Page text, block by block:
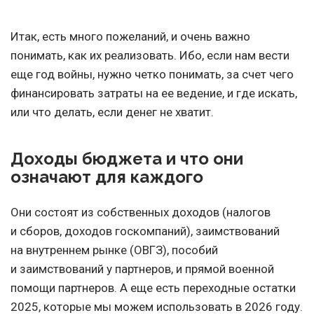
Итак, есть много пожеланий, и очень важно
понимать, как их реализовать. Ибо, если нам вести
еще год войны, нужно четко понимать, за счет чего
финансировать затраты на ее ведение, и где искать,
или что делать, если денег не хватит.
Доходы бюджета и что они
означают для каждого
Они состоят из собственных доходов (налогов
и сборов, доходов госкомпаний), заимствований
на внутреннем рынке (ОВГЗ), пособий
и заимствований у партнеров, и прямой военной
помощи партнеров. А еще есть переходные остатки
2025, которые мы можем использовать в 2026 году.